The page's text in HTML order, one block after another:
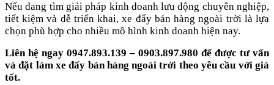
Nếu đang tìm giải pháp kinh doanh lưu động chuyên nghiệp,
tiết kiệm và dễ triển khai, xe đẩy bán hàng ngoài trời là lựa
chọn phù hợp cho nhiều mô hình kinh doanh hiện nay.
Liên hệ ngay 0947.893.139 – 0903.897.980 để được tư vấn
và đặt làm xe đẩy bán hàng ngoài trời theo yêu cầu với giá
tốt.